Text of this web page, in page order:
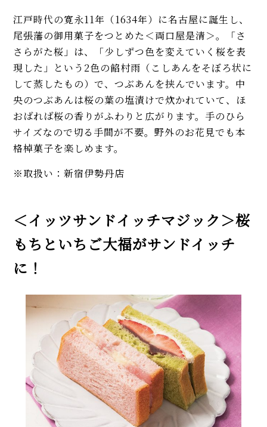
江戸時代の寛永11年（1634年）に名古屋に誕生し、
尾張藩の御用菓子をつとめた＜両口屋是清＞。「さ
さらがた桜」は、「少しずつ色を変えていく桜を表
現した」という2色の餡村雨（こしあんをそぼろ状に
して蒸したもの）で、つぶあんを挟んでいます。中
央のつぶあんは桜の葉の塩漬けで炊かれていて、ほ
おばれば桜の香りがふわりと広がります。手のひら
サイズなので切る手間が不要。野外のお花見でも本
格棹菓子を楽しめます。
※取扱い：新宿伊勢丹店
＜イッツサンドイッチマジック＞桜
もちといちご大福がサンドイッチ
に！